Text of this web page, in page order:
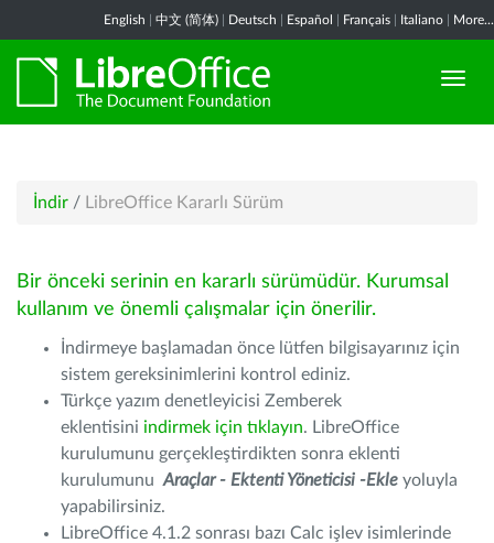
English 中文 (简体) Deutsch Español Français Italiano More...
İndir / LibreOffice Kararlı Sürüm
Bir önceki serinin en kararlı sürümüdür. Kurumsal
kullanım ve önemli çalışmalar için önerilir.
İndirmeye başlamadan önce lütfen bilgisayarınız için
sistem gereksinimlerini kontrol ediniz.
Türkçe yazım denetleyicisi Zemberek
eklentisini indirmek için tıklayın. LibreOffice
kurulumunu gerçekleştirdikten sonra eklenti
kurulumunu Araçlar - Ektenti Yöneticisi -Ekle yoluyla
yapabilirsiniz.
LibreOffice 4.1.2 sonrası bazı Calc işlev isimlerinde